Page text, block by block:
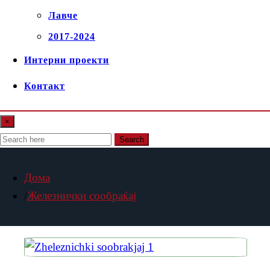
Лавче
2017-2024
Интерни проекти
Контакт
×
Search
Дома
Железнички сообраќај